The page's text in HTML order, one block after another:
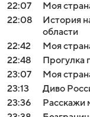
22:07
Моя
22:08
История
области
22:42
Моя
22:48
Прогулка
23:07
Моя
23:13
Диво
23:36
Расскажи